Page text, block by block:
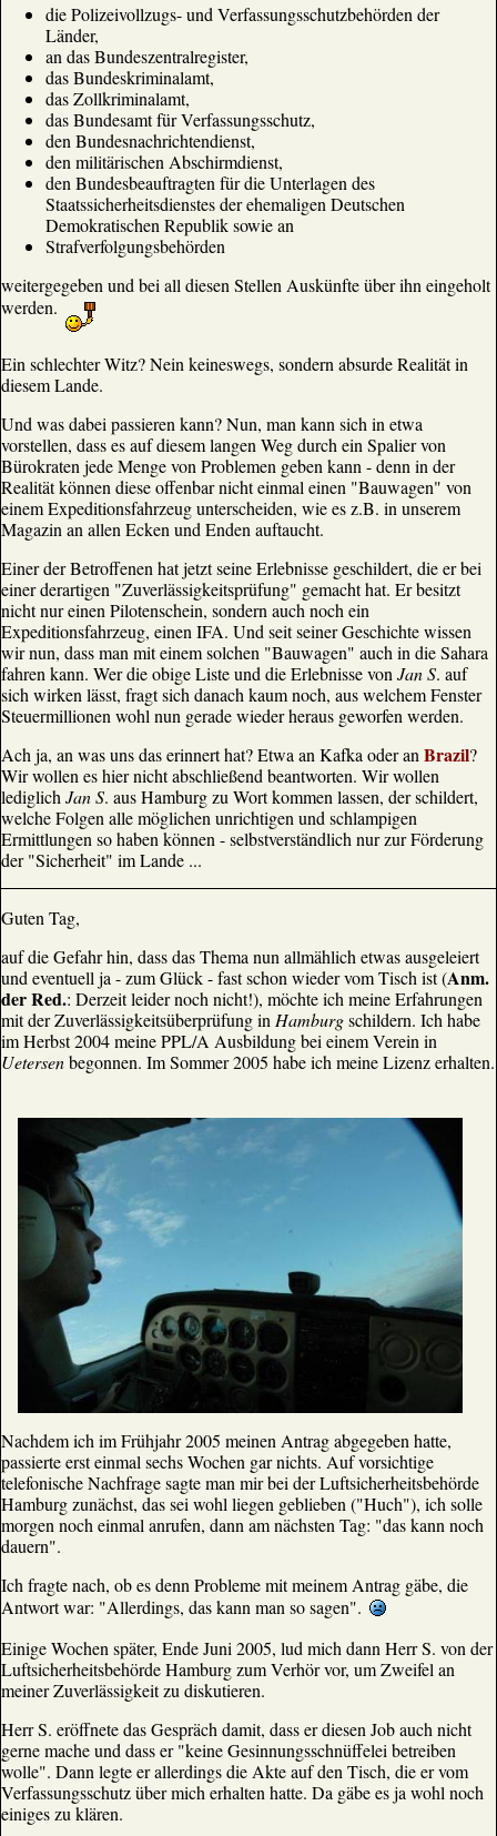
die Polizeivollzugs- und Verfassungsschutzbehörden der
Länder,
an das Bundeszentralregister,
das Bundeskriminalamt,
das Zollkriminalamt,
das Bundesamt für Verfassungsschutz,
den Bundesnachrichtendienst,
den militärischen Abschirmdienst,
den Bundesbeauftragten für die Unterlagen des
Staatssicherheitsdienstes der ehemaligen Deutschen
Demokratischen Republik sowie an
Strafverfolgungsbehörden
weitergegeben und bei all diesen Stellen Auskünfte über ihn eingeholt
werden.
Ein schlechter Witz? Nein keineswegs, sondern absurde Realität in
diesem Lande.
Und was dabei passieren kann? Nun, man kann sich in etwa
vorstellen, dass es auf diesem langen Weg durch ein Spalier von
Bürokraten jede Menge von Problemen geben kann - denn in der
Realität können diese offenbar nicht einmal einen "Bauwagen" von
einem Expeditionsfahrzeug unterscheiden, wie es z.B. in unserem
Magazin an allen Ecken und Enden auftaucht.
Einer der Betroffenen hat jetzt seine Erlebnisse geschildert, die er bei
einer derartigen "Zuverlässigkeitsprüfung" gemacht hat. Er besitzt
nicht nur einen Pilotenschein, sondern auch noch ein
Expeditionsfahrzeug, einen IFA. Und seit seiner Geschichte wissen
wir nun, dass man mit einem solchen "Bauwagen" auch in die Sahara
fahren kann. Wer die obige Liste und die Erlebnisse von Jan S. auf
sich wirken lässt, fragt sich danach kaum noch, aus welchem Fenster
Steuermillionen wohl nun gerade wieder heraus geworfen werden.
Ach ja, an was uns das erinnert hat? Etwa an Kafka oder an Brazil?
Wir wollen es hier nicht abschließend beantworten. Wir wollen
lediglich Jan S. aus Hamburg zu Wort kommen lassen, der schildert,
welche Folgen alle möglichen unrichtigen und schlampigen
Ermittlungen so haben können - selbstverständlich nur zur Förderung
der "Sicherheit" im Lande ...
Guten Tag,
auf die Gefahr hin, dass das Thema nun allmählich etwas ausgeleiert
und eventuell ja - zum Glück - fast schon wieder vom Tisch ist (Anm.
der Red.: Derzeit leider noch nicht!), möchte ich meine Erfahrungen
mit der Zuverlässigkeitsüberprüfung in Hamburgschildern. Ich habe
im Herbst 2004 meine PPL/A Ausbildung bei einem Verein in
Uetersenbegonnen. Im Sommer 2005 habe ich meine Lizenz erhalten.
Nachdem ich im Frühjahr 2005 meinen Antrag abgegeben hatte,
passierte erst einmal sechs Wochen gar nichts. Auf vorsichtige
telefonische Nachfrage sagte man mir bei der Luftsicherheitsbehörde
Hamburg zunächst, das sei wohl liegen geblieben ("Huch"), ich solle
morgen noch einmal anrufen, dann am nächsten Tag: "das kann noch
dauern".
Ich fragte nach, ob es denn Probleme mit meinem Antrag gäbe, die
Antwort war: "Allerdings, das kann man so sagen".
Einige Wochen später, Ende Juni 2005, lud mich dann Herr S. von der
Luftsicherheitsbehörde Hamburg zum Verhör vor, um Zweifel an
meiner Zuverlässigkeit zu diskutieren.
Herr S. eröffnete das Gespräch damit, dass er diesen Job auch nicht
gerne mache und dass er "keine Gesinnungsschnüffelei betreiben
wolle". Dann legte er allerdings die Akte auf den Tisch, die er vom
Verfassungsschutz über mich erhalten hatte. Da gäbe es ja wohl noch
einiges zu klären.